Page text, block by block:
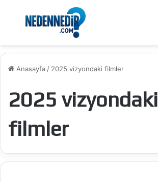
Menü
Anasayfa / 2025 vizyondaki filmler
2025 vizyondaki
filmler